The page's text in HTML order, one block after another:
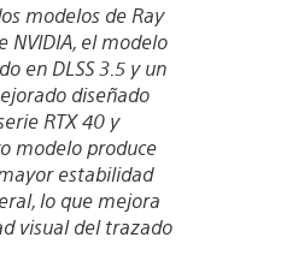
modelos de Ray
NVIDIA, el modelo
en DLSS 3.5 y un
diseñado
RTX 40 y
modelo produce
estabilidad
lo que mejora
visual del trazado